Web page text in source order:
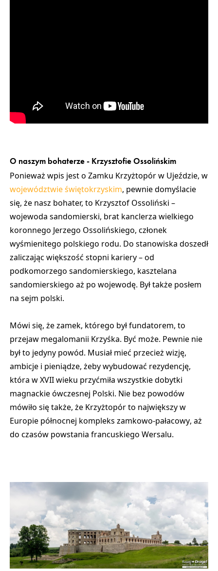
O naszym bohaterze - Krzysztofie Ossolińskim
Ponieważ wpis jest o Zamku Krzyżtopór w Ujeździe, w
województwie świętokrzyskim, pewnie domyślacie
się, że nasz bohater, to Krzysztof Ossoliński –
wojewoda sandomierski, brat kanclerza wielkiego
koronnego Jerzego Ossolińskiego, członek
wyśmienitego polskiego rodu. Do stanowiska doszedł
zaliczając większość stopni kariery – od
podkomorzego sandomierskiego, kasztelana
sandomierskiego aż po wojewodę. Był także posłem
na sejm polski.
Mówi się, że zamek, którego był fundatorem, to
przejaw megalomanii Krzyśka. Być może. Pewnie nie
był to jedyny powód. Musiał mieć przecież wizję,
ambicje i pieniądze, żeby wybudować rezydencję,
która w XVII wieku przyćmiła wszystkie dobytki
magnackie ówczesnej Polski. Nie bez powodów
mówiło się także, że Krzyżtopór to największy w
Europie północnej kompleks zamkowo-pałacowy, aż
do czasów powstania francuskiego Wersalu.